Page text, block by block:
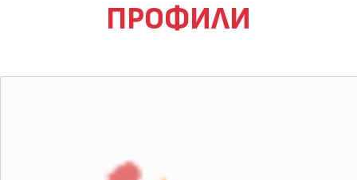
ПРОФИЛИ